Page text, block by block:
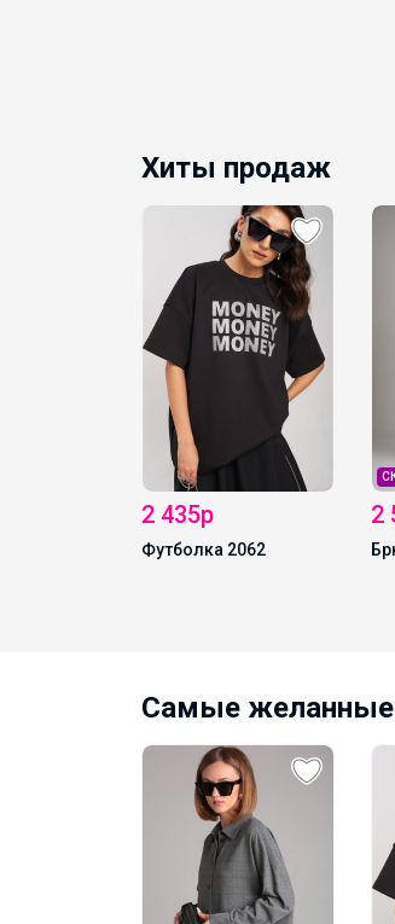
Хиты продаж
СКИДКА !
2 550р
Брюки 3041
Самые желанные